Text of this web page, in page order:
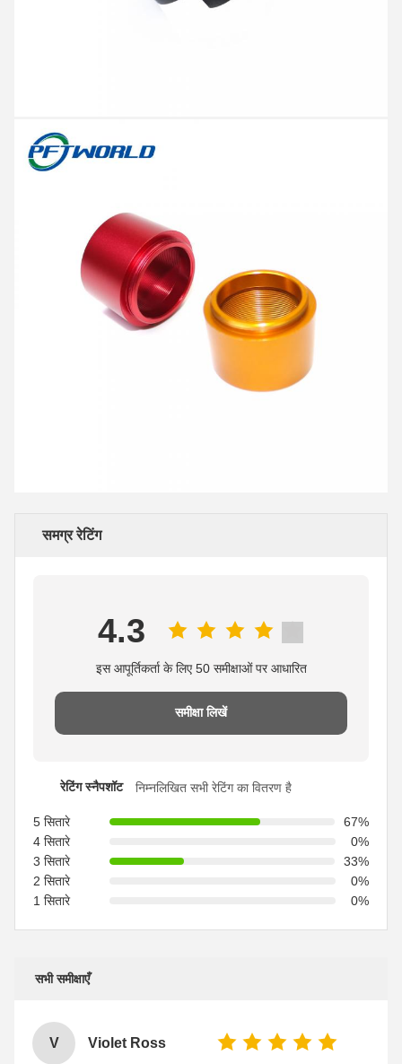
समग्र रेटिंग
4.3
इस आपूर्तिकर्ता के लिए 50 समीक्षाओं पर आधारित
समीक्षा लिखें
रेटिंग स्नैपशॉट निम्नलिखित सभी रेटिंग का वितरण है
5 सितारे
67%
4 सितारे
0%
3 सितारे
33%
2 सितारे
0%
1 सितारे
0%
सभी समीक्षाएँ
V Violet Ross